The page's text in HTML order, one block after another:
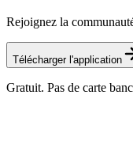
Rejoignez la
Télécharger l'application
Gratuit. Pas de carte